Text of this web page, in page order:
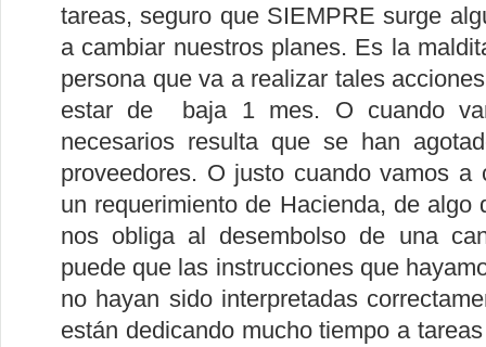
tareas, seguro que SIEMPRE surge
a cambiar nuestros planes. Es la
persona que va a realizar tales
estar de baja 1 mes. O cuando
necesarios resulta que se han
proveedores. O justo cuando vamos
un requerimiento de Hacienda, de
nos obliga al desembolso de una
puede que las instrucciones que
no hayan sido interpretadas
están dedicando mucho tiempo a